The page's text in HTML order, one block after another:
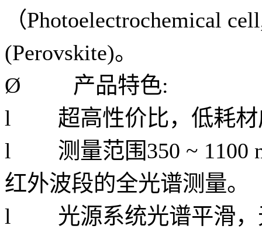
（Photoelectrochemical
(Perovskite)。
Ø
产品特色:
l 超高性价比，低耗材
l 测量范围350 ~ 1100
红外波段的全光谱测量。
l 光源系统光谱平滑，